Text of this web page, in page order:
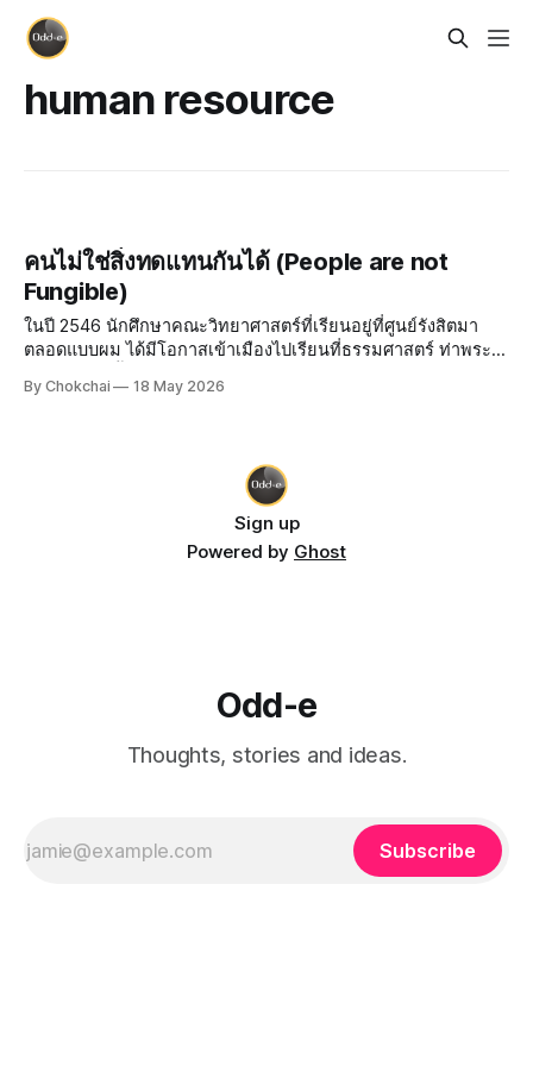
human resource
คนไม่ใช่สิ่งทดแทนกันได้ (People are not
Fungible)
ในปี 2546 นักศึกษาคณะวิทยาศาสตร์ที่เรียนอยู่ที่ศูนย์รังสิตมา
ตลอดแบบผม ได้มีโอกาสเข้าเมืองไปเรียนที่ธรรมศาสตร์ ท่าพระ
รอบมหาวิทยาลัยแล้ว บรรยากาศที่ศูนย์ท่าพระจันทร์มันมีมนต์
By Chokchai 18 May 2026
Sign up
Powered by Ghost
Odd-e
Thoughts, stories and ideas.
Subscribe